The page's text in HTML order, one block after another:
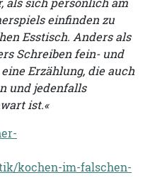
einfinden zu
Esstisch. Anders als
Schreiben fein- und
Erzählung, die auch
und jedenfalls
ist.«
kochen-im-falschen-